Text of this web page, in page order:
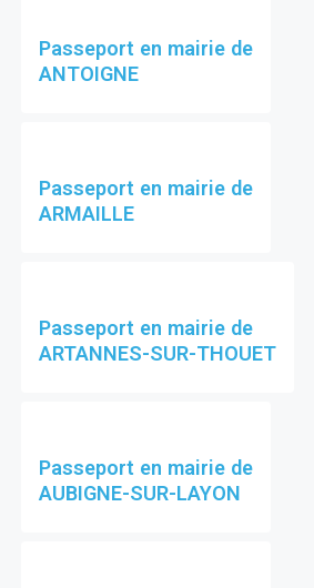
Passeport en mairie de
ANTOIGNE
Passeport en mairie de
ARMAILLE
Passeport en mairie de
ARTANNES-SUR-THOUET
Passeport en mairie de
AUBIGNE-SUR-LAYON